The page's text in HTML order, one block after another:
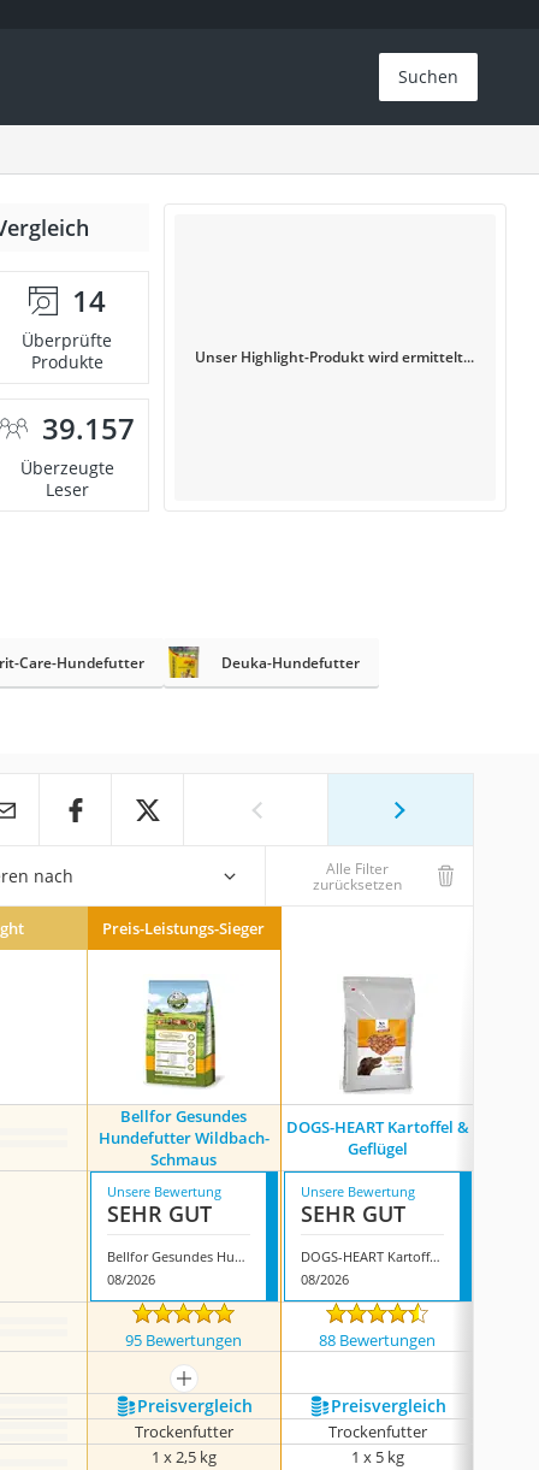
Suchen
14
Überprüfte
Produkte
39.157
Überzeugte
Leser
Unser Highlight-Produkt wird ermittelt...
Care-Hundefutter Deuka-Hundefutter
nach Alle Filter
zurücksetzen
Preis-Leistungs-Sieger
Bellfor Gesundes
Hundefutter Wildbach-
Schmaus
DOGS-HEART Kartoffel &
Geflügel
Unsere Bewertung
SEHR GUT
Bellfor Gesundes Hundefutter Wildbach-Schmaus
08/2026
Unsere Bewertung
SEHR GUT
DOGS-HEART Kartoffel & Geflügel
08/2026
95 Bewertungen 88 Bewertungen
mehr anzeigen
Preis­vergleich Preis­vergleich
Trockenfutter Trockenfutter
1 x 2,5 kg 1 x 5 kg